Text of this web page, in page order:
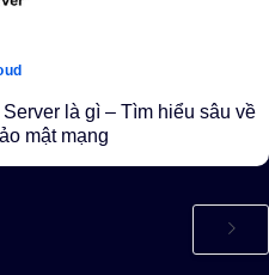
là gì – Tìm hiểu sâu về
mật mạng